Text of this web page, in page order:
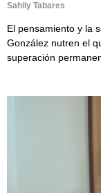
Sahily Tabares
El pensamiento y la
González nutren el
superación